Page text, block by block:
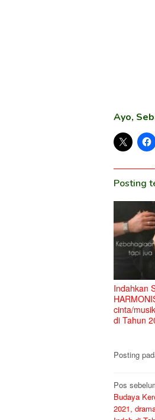
Ayo,
Posting
Indahkan
cinta/
di Tahun
Posting
pos
Pos
Budaya
2021,